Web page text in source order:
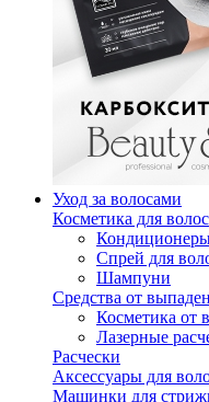
Уход за волосами
Косметика для волос
Спрей для
Шампуни
Средства от
Косметика от
Лазерные
Расчески
Аксессуары для
Машинки для